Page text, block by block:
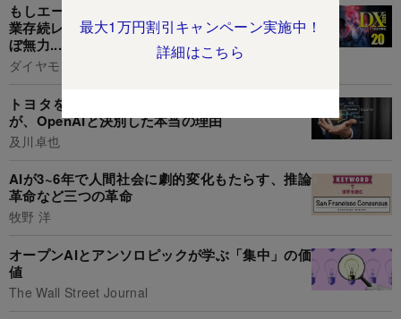
最大1万円割引キャンペーン実施中！
詳細はこちら
もしエージェントAIが悪用されたら?リスクは企
業存続レベルまで多岐、従来型セキュリティはほ
ぼ無力...運用前にすべき対応を専門家が解説
ダイヤモンド編集部,鈴木洋子
トヨタを超える60兆円規模のAI企業Anthropic
が、OpenAIと決別した本当の理由
及川卓也
AIが3~6年で人間社会に劇的変化もたらす、推論
革命など三つの革命
牧野 洋
オープンAIとアンソロピックが学ぶ「集中」の価
値
The Wall Street Journal